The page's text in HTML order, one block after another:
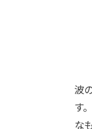
波
す
な